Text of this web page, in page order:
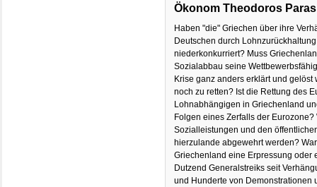
Ökonom Theodoros
Haben "die" Griechen über ihre
Deutschen durch
niederkonkurriert? Muss
Sozialabbau seine
Krise ganz anders erklärt und
noch zu retten? Ist die Rettung des
Lohnabhängigen in Griechenland
Folgen eines Zerfalls der
Sozialleistungen und den
hierzulande abgewehrt werden?
Griechenland eine Erpressung oder
Dutzend Generalstreiks seit
und Hunderte von Demonstrationen